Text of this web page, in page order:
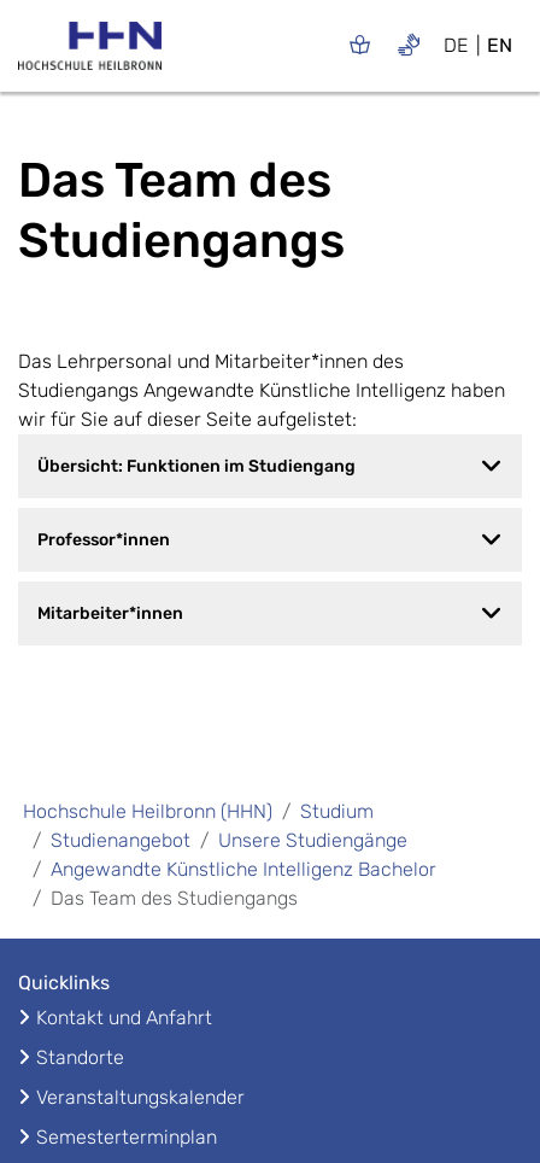
DE EN
Das Team des
Studiengangs
Das Lehrpersonal und Mitarbeiter*innen des
Studiengangs Angewandte Künstliche Intelligenz haben
wir für Sie auf dieser Seite aufgelistet:
Übersicht: Funktionen im Studiengang
Professor*innen
Mitarbeiter*innen
Hochschule Heilbronn (HHN)
Studium
Studienangebot
Unsere Studiengänge
Angewandte Künstliche Intelligenz Bachelor
Das ​Team des Studiengangs
Quicklinks
Kontakt und Anfahrt
Standorte
Veranstaltungskalender
Semesterterminplan